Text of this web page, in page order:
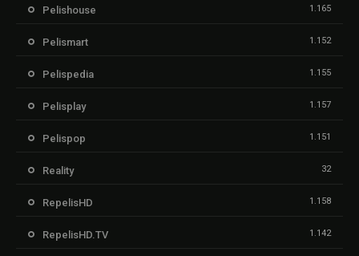
Pelishouse 1.165
Pelismart 1.152
Pelispedia 1.155
Pelisplay 1.157
Pelispop 1.151
Reality 32
RepelisHD 1.158
RepelisHD.TV 1.142